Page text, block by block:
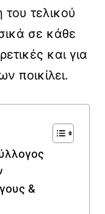
του τελικού
σε κάθε
και για
ποικίλει.
&